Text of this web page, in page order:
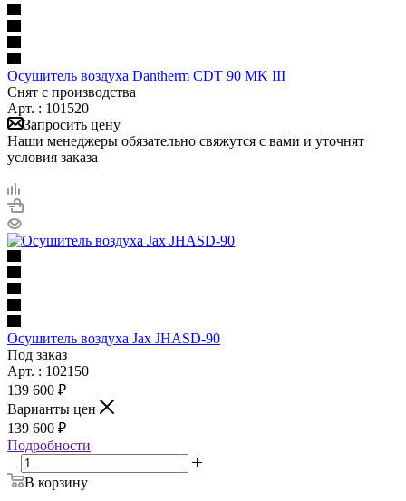
Осушитель воздуха Dantherm CDT 90 MK III
Снят с производства
Арт. : 101520
Запросить цену
Наши менеджеры обязательно свяжутся с вами и уточнят
условия заказа
Осушитель воздуха Jax JHASD-90
Под заказ
Арт. : 102150
139 600 ₽
Варианты цен
139 600 ₽
Подробности
В корзину